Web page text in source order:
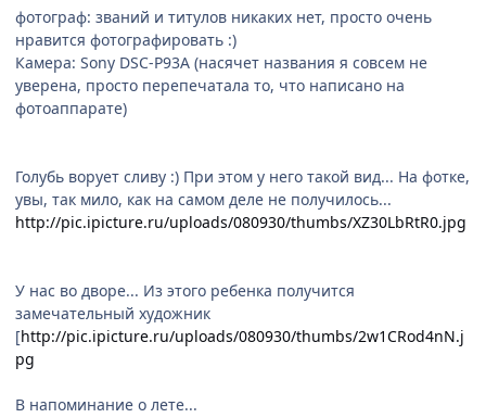
фотограф: званий и титулов никаких нет, просто очень
нравится фотографировать :)
Камера: Sony DSC-P93A (насячет названия я совсем не
уверена, просто перепечатала то, что написано на
фотоаппарате)
Голубь ворует сливу :) При этом у него такой вид... На фотке,
увы, так мило, как на самом деле не получилось...
http://pic.ipicture.ru/uploads/080930/thumbs/XZ30LbRtR0.jpg
У нас во дворе... Из этого ребенка получится
замечательный художник
[http://pic.ipicture.ru/uploads/080930/thumbs/2w1CRod4nN.j
pg
В напоминание о лете...